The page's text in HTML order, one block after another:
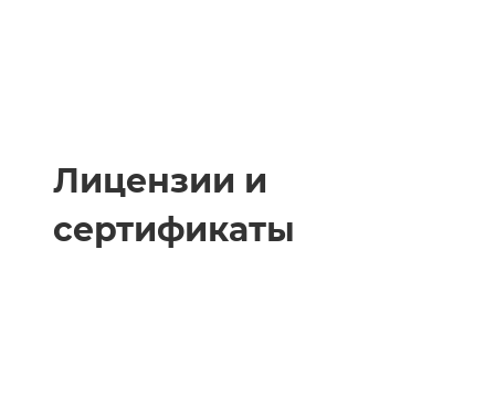
Лицензии и
сертификаты